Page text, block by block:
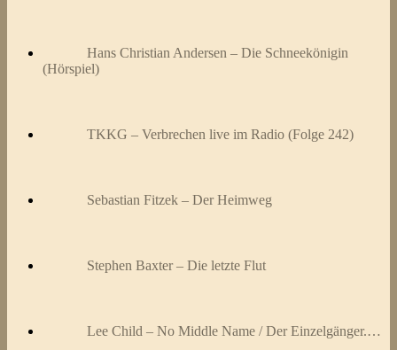
Hans Christian Andersen – Die Schneekönigin
(Hörspiel)
TKKG – Verbrechen live im Radio (Folge 242)
Sebastian Fitzek – Der Heimweg
Stephen Baxter – Die letzte Flut
Lee Child – No Middle Name / Der Einzelgänger.…